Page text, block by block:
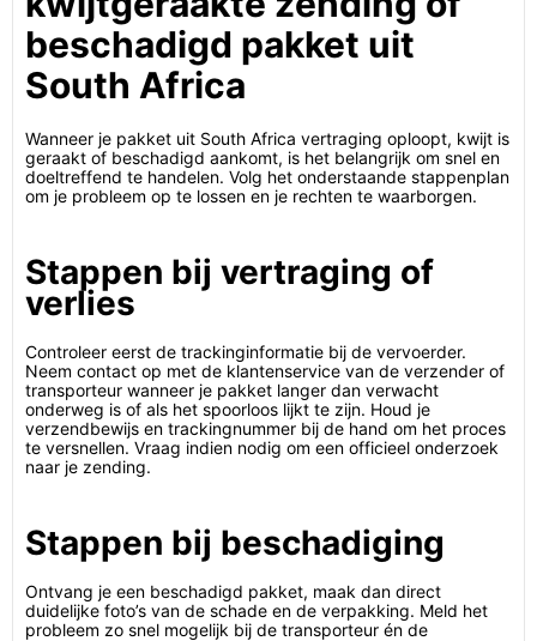
beschadigd pakket uit
South Africa
Wanneer je pakket uit South Africa vertraging oploopt, kwijt is
geraakt of beschadigd aankomt, is het belangrijk om snel en
doeltreffend te handelen. Volg het onderstaande stappenplan
om je probleem op te lossen en je rechten te waarborgen.
Stappen bij vertraging of
verlies
Controleer eerst de trackinginformatie bij de vervoerder.
Neem contact op met de klantenservice van de verzender of
transporteur wanneer je pakket langer dan verwacht
onderweg is of als het spoorloos lijkt te zijn. Houd je
verzendbewijs en trackingnummer bij de hand om het proces
te versnellen. Vraag indien nodig om een officieel onderzoek
naar je zending.
Stappen bij beschadiging
Ontvang je een beschadigd pakket, maak dan direct
duidelijke foto’s van de schade en de verpakking. Meld het
probleem zo snel mogelijk bij de transporteur én de